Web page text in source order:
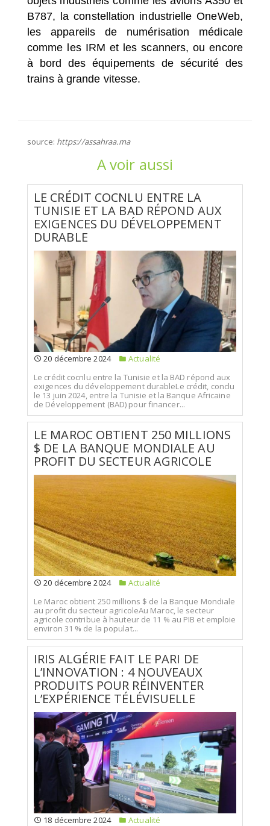
B787, la constellation industrielle OneWeb,
les appareils de numérisation médicale
comme les IRM et les scanners, ou encore
à bord des équipements de sécurité des
trains à grande vitesse.
source: https://assahraa.ma
A voir aussi
LE CRÉDIT COCNLU ENTRE LA
TUNISIE ET LA BAD RÉPOND AUX
EXIGENCES DU DÉVELOPPEMENT
DURABLE
20 décembre 2024
Actualité
Le crédit cocnlu entre la Tunisie et la BAD répond aux
exigences du développement durableLe crédit, conclu
le 13 juin 2024, entre la Tunisie et la Banque Africaine
de Développement (BAD) pour financer...
LE MAROC OBTIENT 250 MILLIONS
$ DE LA BANQUE MONDIALE AU
PROFIT DU SECTEUR AGRICOLE
20 décembre 2024
Actualité
Le Maroc obtient 250 millions $ de la Banque Mondiale
au profit du secteur agricoleAu Maroc, le secteur
agricole contribue à hauteur de 11 % au PIB et emploie
environ 31 % de la populat...
IRIS ALGÉRIE FAIT LE PARI DE
L’INNOVATION : 4 NOUVEAUX
PRODUITS POUR RÉINVENTER
L’EXPÉRIENCE TÉLÉVISUELLE
18 décembre 2024
Actualité